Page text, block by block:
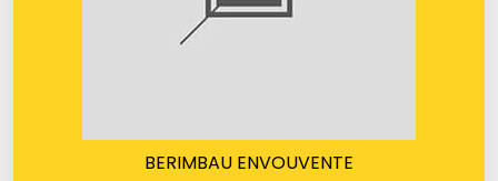
BERIMBAU ENVOUVENTE